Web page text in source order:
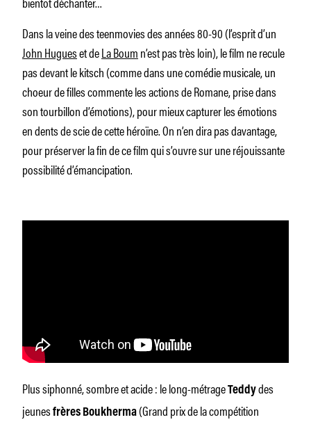
Dans la veine desteenmoviesdes années 80-90 (l’esprit d’un
John Hugueset deLa Boumn’est pas très loin), le film ne recule
pas devant le kitsch (comme dans une comédie musicale, un
choeur de filles commente les actions de Romane, prise dans
son tourbillon d’émotions), pour mieux capturer les émotions
en dents de scie de cette héroïne.On n’en dira pas davantage,
pour préserver la fin de ce film quis’ouvre sur une réjouissante
possibilité d’émancipation.
Plus siphonné, sombre et acide : le long-métrageTeddydes
jeunesfrères Boukherma(Grand prix de la compétition